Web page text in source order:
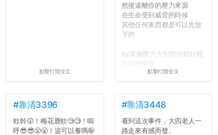
點擊打開全文
然後遠離你的壓力來源
在生命受到威脅的時候
其他任何東西都是可以先放
下的
by某個壓力大到想自殺好幾
點擊打開全文
#靠清3396
欸幹😲！梅花鹿欸🧐🧐！嗚
呼😎😎😤😤！這可以養嗎🤪
#靠清3448
看到這次事件，大四老人一
路走來有感而發。